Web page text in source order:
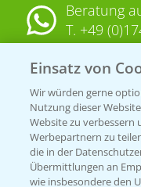
Beratung
T. +49
KONTAKT
Hilfe in
T.+49
Einsatz von
Wir würden gerne
Nutzung dieser
Website zu
Werbepartnern zu
die in der
Übermittlungen an
wie insbesondere den